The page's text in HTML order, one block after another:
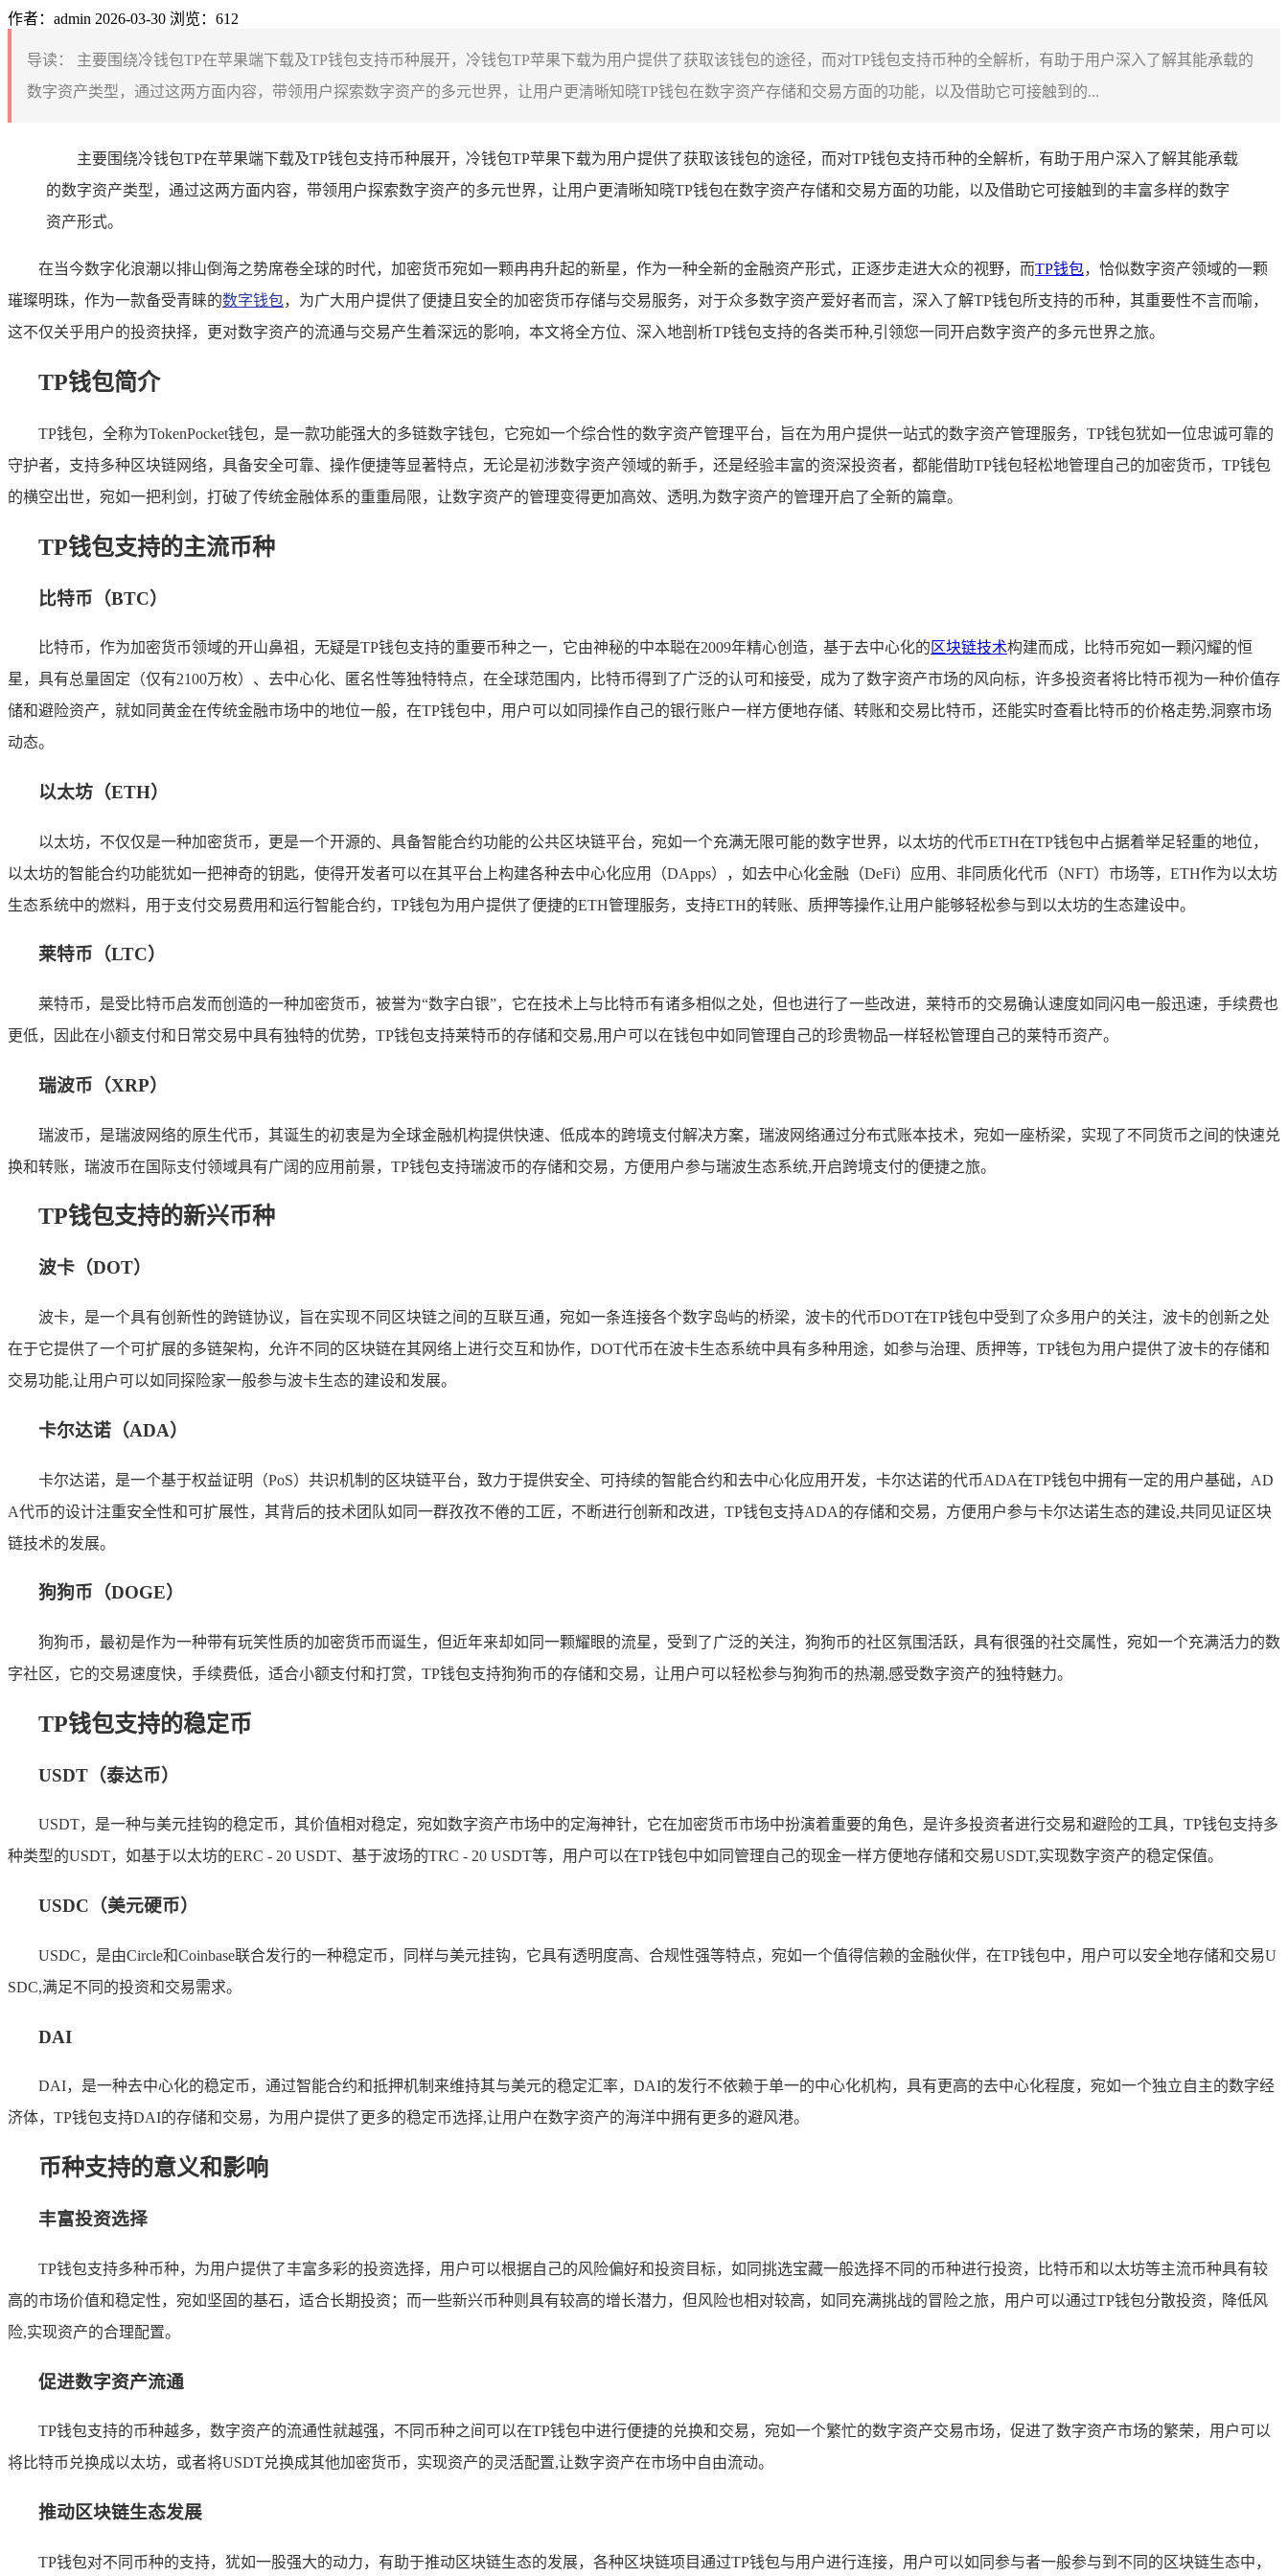
作者：admin 2026-03-30 浏览：612
导读：
主要围绕冷钱包TP在苹果端下载及TP钱包支持币种展开，冷钱包TP苹果下载为用户提供了获取该钱包的途径，而对TP钱包支持币种的全解析，有助于用户深入了解其能承载的
数字资产类型，通过这两方面内容，带领用户探索数字资产的多元世界，让用户更清晰知晓TP钱包在数字资产存储和交易方面的功能，以及借助它可接触到的...
主要围绕冷钱包TP在苹果端下载及TP钱包支持币种展开，冷钱包TP苹果下载为用户提供了获取该钱包的途径，而对TP钱包支持币种的全解析，有助于用户深入了解其能承载
的数字资产类型，通过这两方面内容，带领用户探索数字资产的多元世界，让用户更清晰知晓TP钱包在数字资产存储和交易方面的功能，以及借助它可接触到的丰富多样的数字
资产形式。
在当今数字化浪潮以排山倒海之势席卷全球的时代，加密货币宛如一颗冉冉升起的新星，作为一种全新的金融资产形式，正逐步走进大众的视野，而TP钱包，恰似数字资产领域的一颗
璀璨明珠，作为一款备受青睐的数字钱包，为广大用户提供了便捷且安全的加密货币存储与交易服务，对于众多数字资产爱好者而言，深入了解TP钱包所支持的币种，其重要性不言而喻，
这不仅关乎用户的投资抉择，更对数字资产的流通与交易产生着深远的影响，本文将全方位、深入地剖析TP钱包支持的各类币种,引领您一同开启数字资产的多元世界之旅。
TP钱包简介
TP钱包，全称为TokenPocket钱包，是一款功能强大的多链数字钱包，它宛如一个综合性的数字资产管理平台，旨在为用户提供一站式的数字资产管理服务，TP钱包犹如一位忠诚可靠的
守护者，支持多种区块链网络，具备安全可靠、操作便捷等显著特点，无论是初涉数字资产领域的新手，还是经验丰富的资深投资者，都能借助TP钱包轻松地管理自己的加密货币，TP钱包
的横空出世，宛如一把利剑，打破了传统金融体系的重重局限，让数字资产的管理变得更加高效、透明,为数字资产的管理开启了全新的篇章。
TP钱包支持的主流币种
比特币（BTC）
比特币，作为加密货币领域的开山鼻祖，无疑是TP钱包支持的重要币种之一，它由神秘的中本聪在2009年精心创造，基于去中心化的 区块链技术构建而成，比特币宛如一颗闪耀的恒
星，具有总量固定（仅有2100万枚）、去中心化、匿名性等独特特点，在全球范围内，比特币得到了广泛的认可和接受，成为了数字资产市场的风向标，许多投资者将比特币视为一种价值存
储和避险资产，就如同黄金在传统金融市场中的地位一般，在TP钱包中，用户可以如同操作自己的银行账户一样方便地存储、转账和交易比特币，还能实时查看比特币的价格走势,洞察市场
动态。
以太坊（ETH）
以太坊，不仅仅是一种加密货币，更是一个开源的、具备智能合约功能的公共区块链平台，宛如一个充满无限可能的数字世界，以太坊的代币ETH在TP钱包中占据着举足轻重的地位，
以太坊的智能合约功能犹如一把神奇的钥匙，使得开发者可以在其平台上构建各种去中心化应用（DApps），如去中心化金融（DeFi）应用、非同质化代币（NFT）市场等，ETH作为以太坊
生态系统中的燃料，用于支付交易费用和运行智能合约，TP钱包为用户提供了便捷的ETH管理服务，支持ETH的转账、质押等操作,让用户能够轻松参与到以太坊的生态建设中。
莱特币（LTC）
莱特币，是受比特币启发而创造的一种加密货币，被誉为“数字白银”，它在技术上与比特币有诸多相似之处，但也进行了一些改进，莱特币的交易确认速度如同闪电一般迅速，手续费也
更低，因此在小额支付和日常交易中具有独特的优势，TP钱包支持莱特币的存储和交易,用户可以在钱包中如同管理自己的珍贵物品一样轻松管理自己的莱特币资产。
瑞波币（XRP）
瑞波币，是瑞波网络的原生代币，其诞生的初衷是为全球金融机构提供快速、低成本的跨境支付解决方案，瑞波网络通过分布式账本技术，宛如一座桥梁，实现了不同货币之间的快速兑
换和转账，瑞波币在国际支付领域具有广阔的应用前景，TP钱包支持瑞波币的存储和交易，方便用户参与瑞波生态系统,开启跨境支付的便捷之旅。
TP钱包支持的新兴币种
波卡（DOT）
波卡，是一个具有创新性的跨链协议，旨在实现不同区块链之间的互联互通，宛如一条连接各个数字岛屿的桥梁，波卡的代币DOT在TP钱包中受到了众多用户的关注，波卡的创新之处
在于它提供了一个可扩展的多链架构，允许不同的区块链在其网络上进行交互和协作，DOT代币在波卡生态系统中具有多种用途，如参与治理、质押等，TP钱包为用户提供了波卡的存储和
交易功能,让用户可以如同探险家一般参与波卡生态的建设和发展。
卡尔达诺（ADA）
卡尔达诺，是一个基于权益证明（PoS）共识机制的区块链平台，致力于提供安全、可持续的智能合约和去中心化应用开发，卡尔达诺的代币ADA在TP钱包中拥有一定的用户基础，AD
A代币的设计注重安全性和可扩展性，其背后的技术团队如同一群孜孜不倦的工匠，不断进行创新和改进，TP钱包支持ADA的存储和交易，方便用户参与卡尔达诺生态的建设,共同见证区块
链技术的发展。
狗狗币（DOGE）
狗狗币，最初是作为一种带有玩笑性质的加密货币而诞生，但近年来却如同一颗耀眼的流星，受到了广泛的关注，狗狗币的社区氛围活跃，具有很强的社交属性，宛如一个充满活力的数
字社区，它的交易速度快，手续费低，适合小额支付和打赏，TP钱包支持狗狗币的存储和交易，让用户可以轻松参与狗狗币的热潮,感受数字资产的独特魅力。
TP钱包支持的稳定币
USDT（泰达币）
USDT，是一种与美元挂钩的稳定币，其价值相对稳定，宛如数字资产市场中的定海神针，它在加密货币市场中扮演着重要的角色，是许多投资者进行交易和避险的工具，TP钱包支持多
种类型的USDT，如基于以太坊的ERC - 20 USDT、基于波场的TRC - 20 USDT等，用户可以在TP钱包中如同管理自己的现金一样方便地存储和交易USDT,实现数字资产的稳定保值。
USDC（美元硬币）
USDC，是由Circle和Coinbase联合发行的一种稳定币，同样与美元挂钩，它具有透明度高、合规性强等特点，宛如一个值得信赖的金融伙伴，在TP钱包中，用户可以安全地存储和交易U
SDC,满足不同的投资和交易需求。
DAI
DAI，是一种去中心化的稳定币，通过智能合约和抵押机制来维持其与美元的稳定汇率，DAI的发行不依赖于单一的中心化机构，具有更高的去中心化程度，宛如一个独立自主的数字经
济体，TP钱包支持DAI的存储和交易，为用户提供了更多的稳定币选择,让用户在数字资产的海洋中拥有更多的避风港。
币种支持的意义和影响
丰富投资选择
TP钱包支持多种币种，为用户提供了丰富多彩的投资选择，用户可以根据自己的风险偏好和投资目标，如同挑选宝藏一般选择不同的币种进行投资，比特币和以太坊等主流币种具有较
高的市场价值和稳定性，宛如坚固的基石，适合长期投资；而一些新兴币种则具有较高的增长潜力，但风险也相对较高，如同充满挑战的冒险之旅，用户可以通过TP钱包分散投资，降低风
险,实现资产的合理配置。
促进数字资产流通
TP钱包支持的币种越多，数字资产的流通性就越强，不同币种之间可以在TP钱包中进行便捷的兑换和交易，宛如一个繁忙的数字资产交易市场，促进了数字资产市场的繁荣，用户可以
将比特币兑换成以太坊，或者将USDT兑换成其他加密货币，实现资产的灵活配置,让数字资产在市场中自由流动。
推动区块链生态发展
TP钱包对不同币种的支持，犹如一股强大的动力，有助于推动区块链生态的发展，各种区块链项目通过TP钱包与用户进行连接，用户可以如同参与者一般参与到不同的区块链生态中，